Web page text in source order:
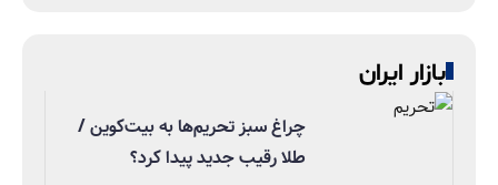
بازار ایران
چراغ سبز تحریم‌ها به بیت‌کوین /
طلا رقیب جدید پیدا کرد؟